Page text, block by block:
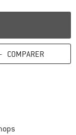
COMPARER